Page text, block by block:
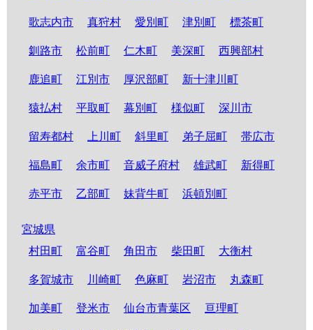
歌志内市 真狩村 愛別町 津別町 標茶町
釧路市 松前町 仁木町 美深町 西興部村
鹿追町 江別市 厚沢部町 新十津川町
猿払村 平取町 幕別町 様似町 深川市
留寿都村 上川町 斜里町 弟子屈町 帯広市
福島町 余市町 音威子府村 雄武町 新得町
赤平市 乙部町 妹背牛町 浜頓別町
宮城県
村田町
富谷町 角田市 柴田町 大衡村
多賀城市 川崎町 色麻町 岩沼市 丸森町
加美町 登米市 仙台市青葉区 亘理町